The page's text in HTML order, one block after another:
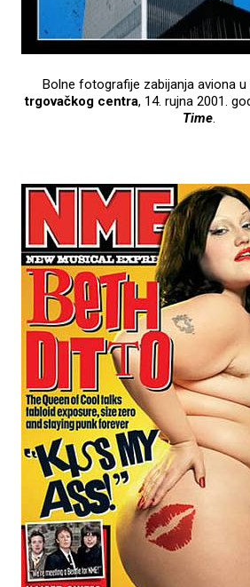
Bolne fotografije zabijanja aviona u
trgovačkog centra, 14. rujna 2001.
Time.